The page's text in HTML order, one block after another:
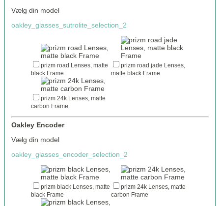
Vælg din model
oakley_glasses_sutrolite_selection_2
prizm road Lenses, matte
black Frame
prizm road jade Lenses,
matte black Frame
prizm 24k Lenses, matte
carbon Frame
Oakley Encoder
Vælg din model
oakley_glasses_encoder_selection_2
prizm black Lenses, matte
black Frame
prizm 24k Lenses, matte
carbon Frame